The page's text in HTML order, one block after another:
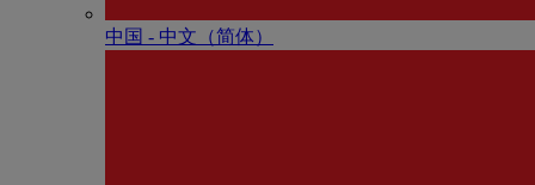
中国 - 中⽂（简体）